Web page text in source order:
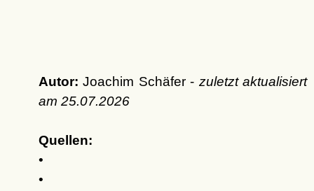
Autor: Joachim Schäfer - zuletzt aktualisiert
am 25.07.2026
Quellen:
•
•